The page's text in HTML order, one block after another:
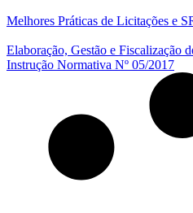
Melhores Práticas de Licitações e
Elaboração, Gestão e Fiscalização
Instrução Normativa Nº 05/2017